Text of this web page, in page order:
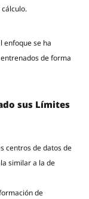
enfoque se ha
de forma
sus Límites
centros de datos de
similar a la de
de